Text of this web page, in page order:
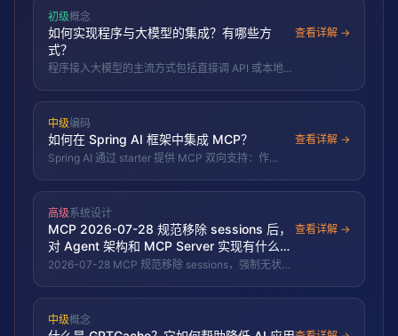
初级概念
如何实现程序与大模型的集成？有哪些方
式？
程序接入大模型的主流方式包括直接调 API 或本地推
测。
查看详解 →
中级编码
如何在 Spring AI 框架中集成 MCP？
Spring AI 通过 starter 提供 MCP 双向支持：作
查看详解 →
高级系统设计
MCP 2026-07-28 规范移除 sessions 后，
对 Agent 架构和 MCP Server 实现有什么影
响？工程上如何迁移？
2026-07-28 MCP 规范移除 sessions，强制无状态
Cortex AI Gateway 是无状态 MCP 企业级实现典
查看详解 →
中级概念